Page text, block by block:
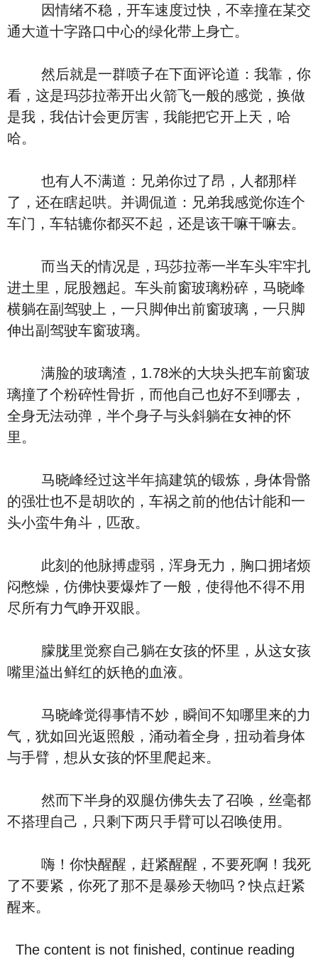
因情绪不稳，开车速度过快，不幸撞在某交
通大道十字路口中心的绿化带上身亡。
然后就是一群喷子在下面评论道：我靠，你
看，这是玛莎拉蒂开出火箭飞一般的感觉，换做
是我，我估计会更厉害，我能把它开上天，哈
哈。
也有人不满道：兄弟你过了昂，人都那样
了，还在瞎起哄。并调侃道：兄弟我感觉你连个
车门，车轱辘你都买不起，还是该干嘛干嘛去。
而当天的情况是，玛莎拉蒂一半车头牢牢扎
进土里，屁股翘起。车头前窗玻璃粉碎，马晓峰
横躺在副驾驶上，一只脚伸出前窗玻璃，一只脚
伸出副驾驶车窗玻璃。
满脸的玻璃渣，1.78米的大块头把车前窗玻
璃撞了个粉碎性骨折，而他自己也好不到哪去，
全身无法动弹，半个身子与头斜躺在女神的怀
里。
马晓峰经过这半年搞建筑的锻炼，身体骨骼
的强壮也不是胡吹的，车祸之前的他估计能和一
头小蛮牛角斗，匹敌。
此刻的他脉搏虚弱，浑身无力，胸口拥堵烦
闷憋燥，仿佛快要爆炸了一般，使得他不得不用
尽所有力气睁开双眼。
朦胧里觉察自己躺在女孩的怀里，从这女孩
嘴里溢出鲜红的妖艳的血液。
马晓峰觉得事情不妙，瞬间不知哪里来的力
气，犹如回光返照般，涌动着全身，扭动着身体
与手臂，想从女孩的怀里爬起来。
然而下半身的双腿仿佛失去了召唤，丝毫都
不搭理自己，只剩下两只手臂可以召唤使用。
嗨！你快醒醒，赶紧醒醒，不要死啊！我死
了不要紧，你死了那不是暴殄天物吗？快点赶紧
醒来。
The content is not finished, continue reading